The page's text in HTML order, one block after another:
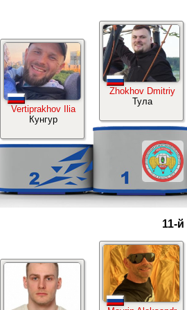
Zhokhov Dmitriy
Тула
Vertiprakhov Ilia
Кунгур
11-